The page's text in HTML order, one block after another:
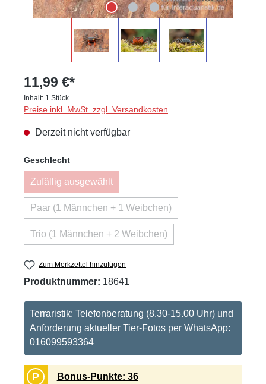
11,99 €*
Inhalt: 1 Stück
Preise inkl. MwSt. zzgl. Versandkosten
Derzeit nicht verfügbar
Geschlechtauswählen
Zufällig ausgewählt
(Diese Option ist zurzeit nicht verfügbar.)
Paar (1 Männchen + 1 Weibchen)
(Diese Option ist zurzeit nicht verfügbar.)
Trio (1 Männchen + 2 Weibchen)
(Diese Option ist zurzeit nicht verfügbar.)
Zum Merkzettel hinzufügen
Produktnummer: 18641
Terraristik: Telefonberatung (8.30-15.00 Uhr) und
Anforderung aktueller Tier-Fotos per WhatsApp:
016099593364
P Bonus-Punkte: 36